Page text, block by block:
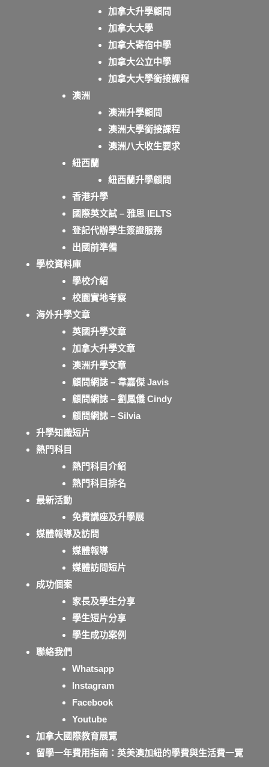
加拿大升學顧問
加拿大大學
加拿大寄宿中學
加拿大公立中學
加拿大大學銜接課程
澳洲
澳洲升學顧問
澳洲大學銜接課程
澳洲八大收生要求
紐西蘭
紐西蘭升學顧問
香港升學
國際英文試 – 雅思 IELTS
登記代辦學生簽證服務
出國前準備
學校資料庫
學校介紹
校園實地考察
海外升學文章
英國升學文章
加拿大升學文章
澳洲升學文章
顧問網誌 – 韋嘉傑 Javis
顧問網誌 – 劉鳳儀 Cindy
顧問網誌 – Silvia
升學知識短片
熱門科目
熱門科目介紹
熱門科目排名
最新活動
免費講座及升學展
媒體報導及訪問
媒體報導
媒體訪問短片
成功個案
家長及學生分享
學生短片分享
學生成功案例
聯絡我們
Whatsapp
Instagram
Facebook
Youtube
加拿大國際教育展覽
留學一年費用指南：英美澳加紐的學費與生活費一覽